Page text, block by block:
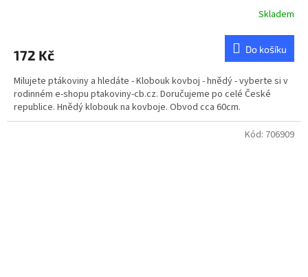
Skladem
172 Kč Do košíku
Milujete ptákoviny a hledáte - Klobouk kovboj - hnědý - vyberte si v
rodinném e-shopu ptakoviny-cb.cz. Doručujeme po celé České
republice. Hnědý klobouk na kovboje. Obvod cca 60cm.
Kód: 706909